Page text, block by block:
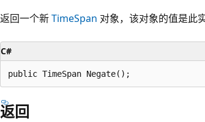
返回一个新TimeSpan 对象，该对象的值是此
C#
public TimeSpan Negate();
返回